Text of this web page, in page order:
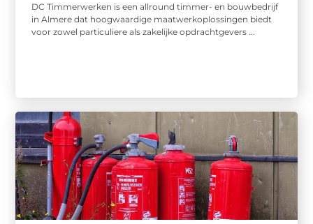
DC Timmerwerken is een allround timmer- en bouwbedrijf
in Almere dat hoogwaardige maatwerkoplossingen biedt
voor zowel particuliere als zakelijke opdrachtgevers ...